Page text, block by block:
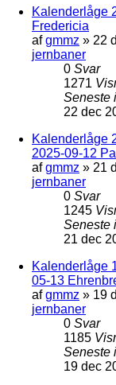
Kalenderlåge
Fredericia
afgmmz » 22
jernbaner
0 Svar
1271
Seneste
22 dec
Kalenderlåge
2025-09-12
afgmmz » 21
jernbaner
0 Svar
1245
Seneste
21 dec
Kalenderlåge
05-13
afgmmz » 19
jernbaner
0 Svar
1185
Seneste
19 dec